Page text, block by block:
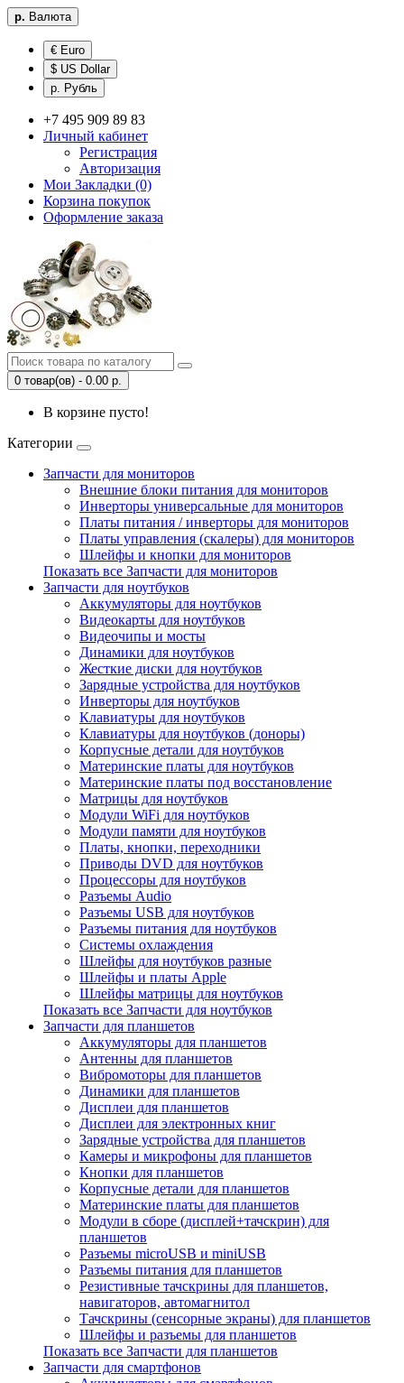
р. Валюта
€ Euro
$ US Dollar
р. Рубль
+7 495 909 89 83
Личный кабинет
Регистрация
Авторизация
Мои Закладки (0)
Корзина покупок
Оформление заказа
0 товар(ов) - 0.00 р.
В корзине пусто!
Категории
Запчасти для мониторов
Внешние блоки питания для мониторов
Инверторы универсальные для мониторов
Платы питания / инверторы для мониторов
Платы управления (скалеры) для мониторов
Шлейфы и кнопки для мониторов
Показать все Запчасти для мониторов
Запчасти для ноутбуков
Аккумуляторы для ноутбуков
Видеокарты для ноутбуков
Видеочипы и мосты
Динамики для ноутбуков
Жесткие диски для ноутбуков
Зарядные устройства для ноутбуков
Инверторы для ноутбуков
Клавиатуры для ноутбуков
Клавиатуры для ноутбуков (доноры)
Корпусные детали для ноутбуков
Материнские платы для ноутбуков
Материнские платы под восстановление
Матрицы для ноутбуков
Модули WiFi для ноутбуков
Модули памяти для ноутбуков
Платы, кнопки, переходники
Приводы DVD для ноутбуков
Процессоры для ноутбуков
Разъемы Audio
Разъемы USB для ноутбуков
Разъемы питания для ноутбуков
Системы охлаждения
Шлейфы для ноутбуков разные
Шлейфы и платы Apple
Шлейфы матрицы для ноутбуков
Показать все Запчасти для ноутбуков
Запчасти для планшетов
Аккумуляторы для планшетов
Антенны для планшетов
Вибромоторы для планшетов
Динамики для планшетов
Дисплеи для планшетов
Дисплеи для электронных книг
Зарядные устройства для планшетов
Камеры и микрофоны для планшетов
Кнопки для планшетов
Корпусные детали для планшетов
Материнские платы для планшетов
Модули в сборе (дисплей+тачскрин) для
планшетов
Разъемы microUSB и miniUSB
Разъемы питания для планшетов
Резистивные тачскрины для планшетов,
навигаторов, автомагнитол
Тачскрины (сенсорные экраны) для планшетов
Шлейфы и разъемы для планшетов
Показать все Запчасти для планшетов
Запчасти для смартфонов